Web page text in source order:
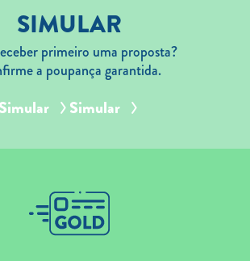
SIMULAR
primeiro uma proposta?
a poupança garantida.
Simular Simular